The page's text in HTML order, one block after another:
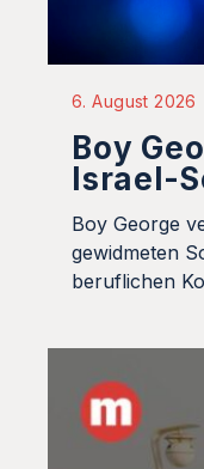
6. August 2026
Boy
Israel-
Boy George
gewidmeten
beruflichen